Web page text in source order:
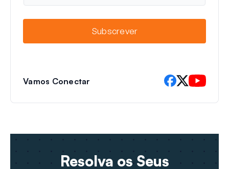
m
Subscrever
Vamos Conectar
Resolva os Seus